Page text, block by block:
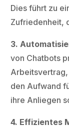
Dies führt zu
Zufriedenheit,
3.
von Chatbots
den Aufwand
ihre Anliegen
4. Effizientes